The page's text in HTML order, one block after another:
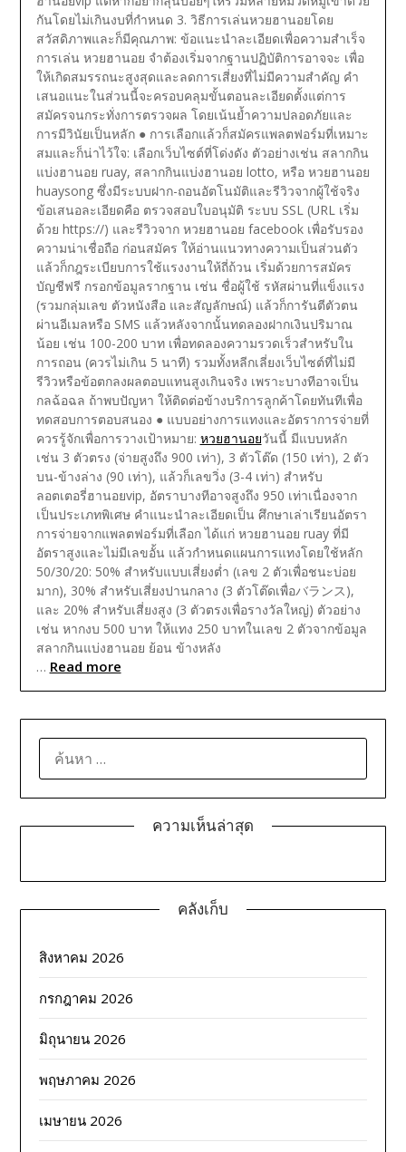
กันโดยไม่เกินงบที่กำหนด 3. วิธีการเล่นหวยฮานอยโดย
สวัสดิภาพและก็มีคุณภาพ: ข้อแนะนำละเอียดเพื่อความสำเร็จ
การเล่น หวยฮานอย จำต้องเริ่มจากฐานปฏิบัติการอาจจะ เพื่อ
ให้เกิดสมรรถนะสูงสุดและลดการเสี่ยงที่ไม่มีความสำคัญ คำ
เสนอแนะในส่วนนี้จะครอบคลุมขั้นตอนละเอียดตั้งแต่การ
สมัครจนกระทั่งการตรวจผล โดยเน้นย้ำความปลอดภัยและ
การมีวินัยเป็นหลัก ● การเลือกแล้วก็สมัครแพลตฟอร์มที่เหมาะ
สมและก็น่าไว้ใจ: เลือกเว็บไซต์ที่โด่งดัง ตัวอย่างเช่น สลากกิน
แบ่งฮานอย ruay, สลากกินแบ่งฮานอย lotto, หรือ หวยฮานอย
huaysong ซึ่งมีระบบฝาก-ถอนอัตโนมัติและรีวิวจากผู้ใช้จริง
ข้อเสนอละเอียดคือ ตรวจสอบใบอนุมัติ ระบบ SSL (URL เริ่ม
ด้วย https://) และรีวิวจาก หวยฮานอย facebook เพื่อรับรอง
ความน่าเชื่อถือ ก่อนสมัคร ให้อ่านแนวทางความเป็นส่วนตัว
แล้วก็กฎระเบียบการใช้แรงงานให้ถี่ถ้วน เริ่มด้วยการสมัคร
บัญชีฟรี กรอกข้อมูลรากฐาน เช่น ชื่อผู้ใช้ รหัสผ่านที่แข็งแรง
(รวมกลุ่มเลข ตัวหนังสือ และสัญลักษณ์) แล้วก็การันตีตัวตน
ผ่านอีเมลหรือ SMS แล้วหลังจากนั้นทดลองฝากเงินปริมาณ
น้อย เช่น 100-200 บาท เพื่อทดลองความรวดเร็วสำหรับใน
การถอน (ควรไม่เกิน 5 นาที) รวมทั้งหลีกเลี่ยงเว็บไซต์ที่ไม่มี
รีวิวหรือข้อตกลงผลตอบแทนสูงเกินจริง เพราะบางทีอาจเป็น
กลฉ้อฉล ถ้าพบปัญหา ให้ติดต่อข้างบริการลูกค้าโดยทันทีเพื่อ
ทดสอบการตอบสนอง ● แบบอย่างการแทงและอัตราการจ่ายที่
ควรรู้จักเพื่อการวางเป้าหมาย: หวยฮานอยวันนี้ มีแบบหลัก
เช่น 3 ตัวตรง (จ่ายสูงถึง 900 เท่า), 3 ตัวโต๊ด (150 เท่า), 2 ตัว
บน-ข้างล่าง (90 เท่า), แล้วก็เลขวิ่ง (3-4 เท่า) สำหรับ
ลอตเตอรี่ฮานอยvip, อัตราบางทีอาจสูงถึง 950 เท่าเนื่องจาก
เป็นประเภทพิเศษ คำแนะนำละเอียดเป็น ศึกษาเล่าเรียนอัตรา
การจ่ายจากแพลตฟอร์มที่เลือก ได้แก่ หวยฮานอย ruay ที่มี
อัตราสูงและไม่มีเลขอั้น แล้วกำหนดแผนการแทงโดยใช้หลัก
50/30/20: 50% สำหรับแบบเสี่ยงต่ำ (เลข 2 ตัวเพื่อชนะบ่อย
มาก), 30% สำหรับเสี่ยงปานกลาง (3 ตัวโต๊ดเพื่อバランス),
และ 20% สำหรับเสี่ยงสูง (3 ตัวตรงเพื่อรางวัลใหญ่) ตัวอย่าง
เช่น หากงบ 500 บาท ให้แทง 250 บาทในเลข 2 ตัวจากข้อมูล
สลากกินแบ่งฮานอย ย้อน ข้างหลัง
… Read more
ค้นหา
สำหรับ:
ความเห็นล่าสุด
คลังเก็บ
สิงหาคม 2026
กรกฎาคม 2026
มิถุนายน 2026
พฤษภาคม 2026
เมษายน 2026